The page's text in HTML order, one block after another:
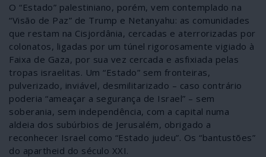
O “Estado” palestiniano, porém, vem contemplado na
“Visão de Paz” de Trump e Netanyahu: as comunidades
que restam na Cisjordânia, cercadas e aterrorizadas por
colonatos, ligadas por um túnel rigorosamente vigiado à
Faixa de Gaza, por sua vez cercada e asfixiada pelas
tropas israelitas. Um “Estado” sem fronteiras,
pulverizado, inviável, desmilitarizado – caso contrário
poderia “ameaçar a segurança de Israel” – sem
soberania, sem independência, com a capital numa
aldeia dos subúrbios de Jerusalém, obrigado a
reconhecer Israel como “Estado judeu”. Os “bantustões”
do apartheid do século XXI.